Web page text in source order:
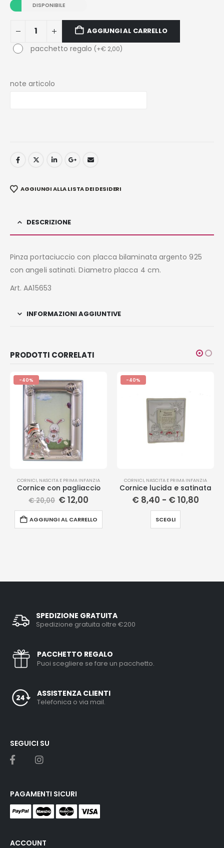
DISPONIBILE
AGGIUNGI AL CARRELLO
pacchetto regalo (+€2,00)
note articolo
AGGIUNGI ALLA LISTA DEI DESIDERI
DESCRIZIONE
Pinza portaciuccio con placca bilaminata argento 925
con angeli satinati. Diametro placca 4 cm.
Art. AA15653
INFORMAZIONI AGGIUNTIVE
PRODOTTI CORRELATI
-40%
CORNICI, NASCITA E PRIMA INFANZIA
Cornice con pagliaccio
€20,00 € 12,00
AGGIUNGI AL CARRELLO
-40%
CORNICI, NASCITA E PRIMA INFANZIA
Cornice lucida e satinata
€ 8,40 - € 10,80
SCEGLI
SPEDIZIONE GRATUITA
Spedizione gratuita oltre €200
PACCHETTO REGALO
Puoi scegliere se fare un pacchetto.
ASSISTENZA CLIENTI
Telefonica o via mail.
ACCOUNT
SEGUICI SU
PAGAMENTI SICURI